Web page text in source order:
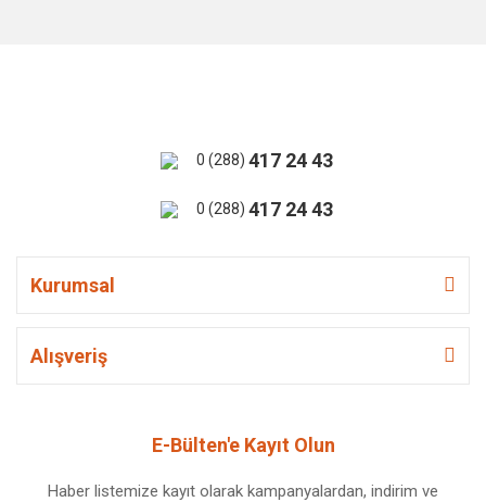
0 (288) 417 24 43
0 (288) 417 24 43
Kurumsal
Alışveriş
E-Bülten'e Kayıt Olun
Haber listemize kayıt olarak kampanyalardan, indirim ve